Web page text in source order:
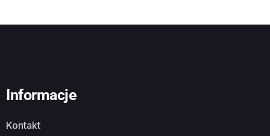
Informacje
Kontakt